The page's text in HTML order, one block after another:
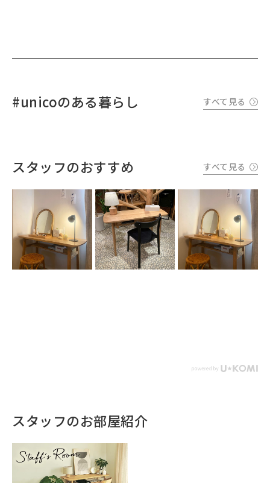
#unicoのある暮らし すべて見る
スタッフのおすすめ すべて見る
スタッフのお部屋紹介